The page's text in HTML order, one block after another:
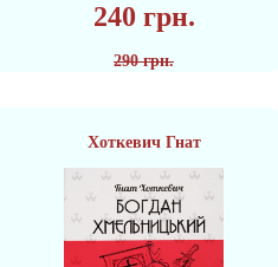
240 грн.
290 грн.
Хоткевич Гнат